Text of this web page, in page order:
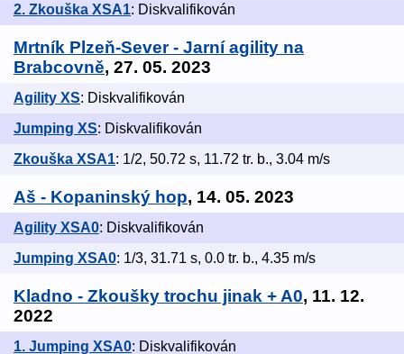
2. Zkouška XSA1: Diskvalifikován
Mrtník Plzeň-Sever - Jarní agility na
Brabcovně, 27. 05. 2023
Agility XS: Diskvalifikován
Jumping XS: Diskvalifikován
Zkouška XSA1: 1/2, 50.72 s, 11.72 tr. b., 3.04 m/s
Aš - Kopaninský hop, 14. 05. 2023
Agility XSA0: Diskvalifikován
Jumping XSA0: 1/3, 31.71 s, 0.0 tr. b., 4.35 m/s
Kladno - Zkoušky trochu jinak + A0, 11. 12.
2022
1. Jumping XSA0: Diskvalifikován